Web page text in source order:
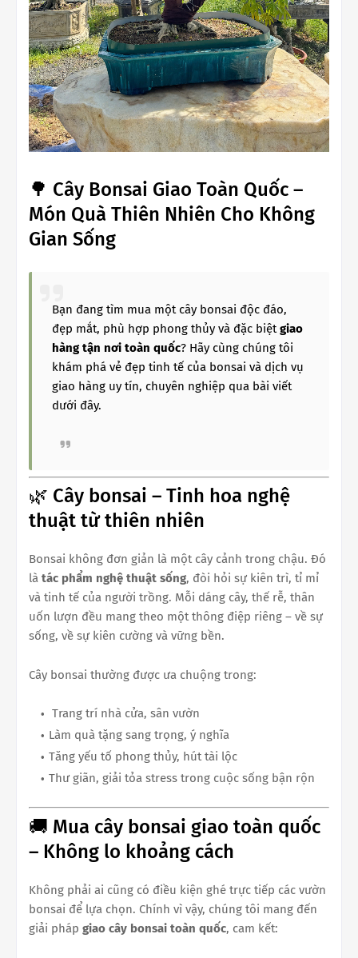
🌳 Cây Bonsai Giao Toàn Quốc –
Món Quà Thiên Nhiên Cho Không
Gian Sống
Bạn đang tìm mua một cây bonsai độc đáo,
đẹp mắt, phù hợp phong thủy và đặc biệtgiao
hàng tận nơi toàn quốc? Hãy cùng chúng tôi
khám phá vẻ đẹp tinh tế của bonsai và dịch vụ
giao hàng uy tín, chuyên nghiệp qua bài viết
dưới đây.
🌿 Cây bonsai – Tinh hoa nghệ
thuật từ thiên nhiên
Bonsai không đơn giản là một cây cảnh trong chậu. Đó
là tác phẩm nghệ thuật sống, đòi hỏi sự kiên trì, tỉ mỉ
và tinh tế của người trồng. Mỗi dáng cây, thế rễ, thân
uốn lượn đều mang theo một thông điệp riêng – về sự
sống, về sự kiên cường và vững bền.
Cây bonsai thường được ưa chuộng trong:
Trang trí nhà cửa, sân vườn
Làm quà tặng sang trọng, ý nghĩa
Tăng yếu tố phong thủy, hút tài lộc
Thư giãn, giải tỏa stress trong cuộc sống bận rộn
🚚 Mua cây bonsai giao toàn quốc
– Không lo khoảng cách
Không phải ai cũng có điều kiện ghé trực tiếp các vườn
bonsai để lựa chọn. Chính vì vậy, chúng tôi mang đến
giải pháp giao cây bonsai toàn quốc, cam kết: